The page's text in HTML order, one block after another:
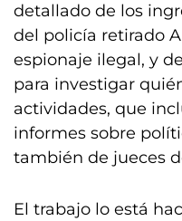
detallado de los
del policía retirado
espionaje ilegal, y
para investigar
actividades, que
informes sobre
también de jueces
El trabajo lo está